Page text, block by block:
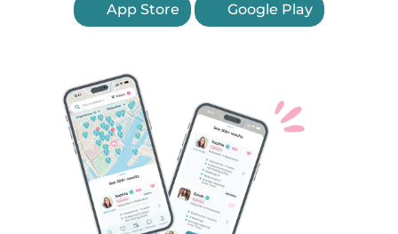
App Store Google Play